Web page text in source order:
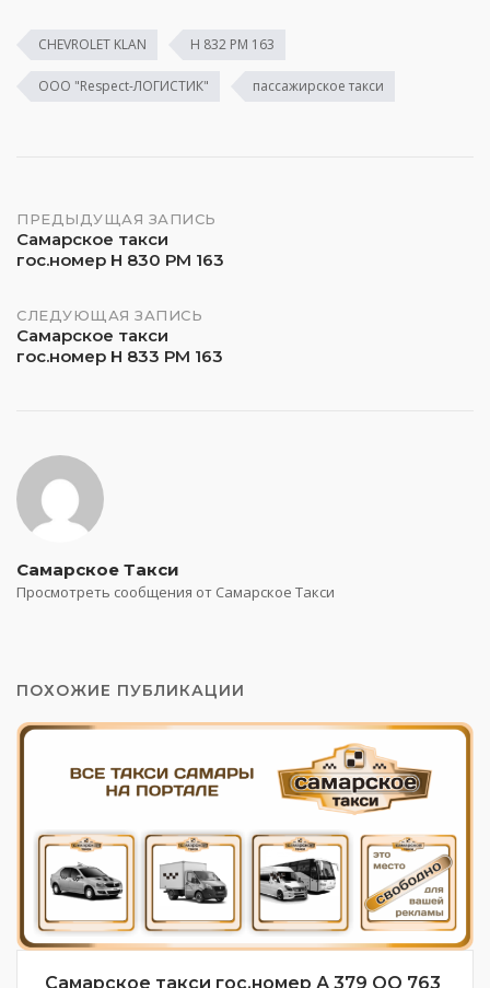
CHEVROLET KLAN Н 832 РМ 163
ООО "Respect-ЛОГИСТИК" пассажирское такси
Навигация
по
записям
ПРЕДЫДУЩАЯ ЗАПИСЬ
Самарское такси
гос.номер Н 830 РМ 163
СЛЕДУЮЩАЯ ЗАПИСЬ
Самарское такси
гос.номер Н 833 РМ 163
Самарское Такси
Просмотреть сообщения от Самарское Такси
ПОХОЖИЕ ПУБЛИКАЦИИ
Самарское такси гос.номер А 379 ОО 763